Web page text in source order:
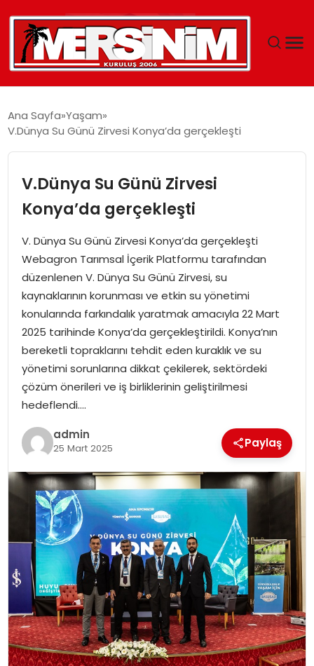
YAŞAM
GÜNCEL
SAĞLIK
EĞITIM
SPOR
EKONOMI
MAGAZIN
DÜNYA
OTOMOBIL
Ana Sayfa Yaşam
V.Dünya Su Günü Zirvesi Konya’da gerçekleşti
V.Dünya Su Günü Zirvesi
Konya’da gerçekleşti
V. Dünya Su Günü Zirvesi Konya’da gerçekleşti
Webagron Tarımsal İçerik Platformu tarafından
düzenlenen V. Dünya Su Günü Zirvesi, su
kaynaklarının korunması ve etkin su yönetimi
konularında farkındalık yaratmak amacıyla 22 Mart
2025 tarihinde Konya’da gerçekleştirildi. Konya’nın
bereketli topraklarını tehdit eden kuraklık ve su
yönetimi sorunlarına dikkat çekilerek, sektördeki
çözüm önerileri ve iş birliklerinin geliştirilmesi
hedeflendi….
admin
25 Mart 2025 Paylaş